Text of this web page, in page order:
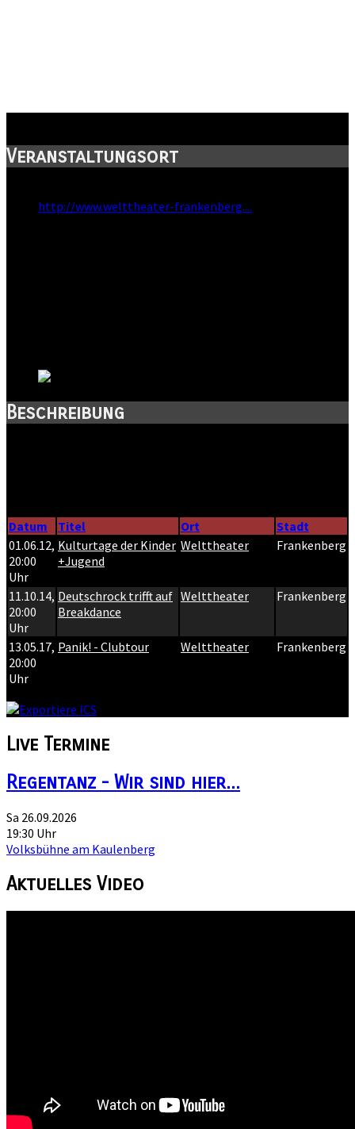
Veranstaltungsort
http://www.welttheater-frankenberg....
Beschreibung
Datum
Titel Ort
Stadt
01.06.12,
20:00
Uhr
Kulturtage der Kinder
+Jugend
Welttheater Frankenberg
11.10.14,
20:00
Uhr
Deutschrock trifft auf
Breakdance
Welttheater Frankenberg
13.05.17,
20:00
Uhr
Panik! - Clubtour Welttheater Frankenberg
Live Termine
Regentanz - Wir sind hier...
Sa 26.09.2026
19:30 Uhr
Volksbühne am Kaulenberg
Aktuelles Video